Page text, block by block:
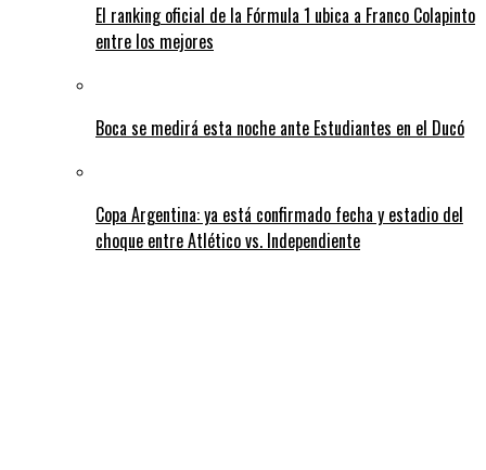
El ranking oficial de la Fórmula 1 ubica a Franco Colapinto
entre los mejores
Boca se medirá esta noche ante Estudiantes en el Ducó
Copa Argentina: ya está confirmado fecha y estadio del
choque entre Atlético vs. Independiente